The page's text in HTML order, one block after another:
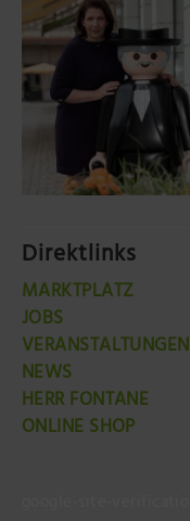
Direktlinks
MARKTPLATZ
JOBS
VERANSTALTUNGEN
NEWS
HERR FONTANE
ONLINE SHOP